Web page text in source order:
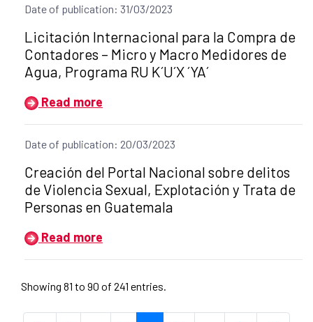
Date of publication: 31/03/2023
Title of the announcement:
Licitación Internacional para la Compra de
Contadores – Micro y Macro Medidores de
Agua, Programa RU K´U´X ´YA´
Read more
Date of publication: 20/03/2023
Title of the announcement:
Creación del Portal Nacional sobre delitos
de Violencia Sexual, Explotación y Trata de
Personas en Guatemala
Read more
Showing 81 to 90 of 241 entries.